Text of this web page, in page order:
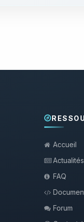
Accueil
Actualités
FAQ
Forum